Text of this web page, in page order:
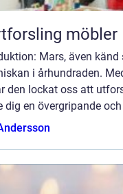
möbler
Mars, även
i århundraden.
den lockat oss att
dig en övergripande och